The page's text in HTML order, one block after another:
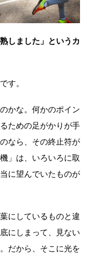
しました」というカ
す。
かな。何かのポイン
ための足がかりが手
なら、その終止符が
」は、いろいろに取
に望んでいたものが
にしているものと違
にしまって、見ない
だから、そこに光を